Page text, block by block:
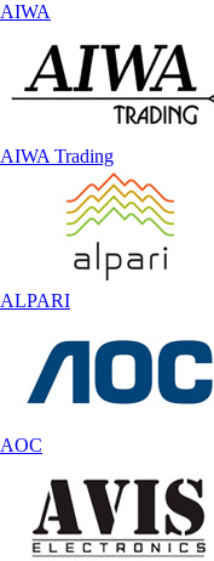
AIWA
AIWA Trading
ALPARI
AOC